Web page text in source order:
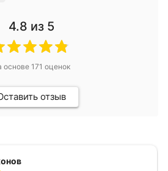
4.8 из 5
основе171 оценок
отзыв